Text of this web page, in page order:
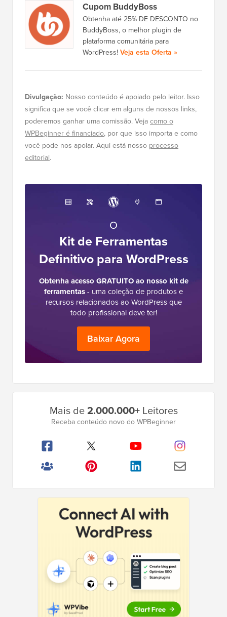
Cupom BuddyBoss
Obtenha até 25% DE DESCONTO no
BuddyBoss, o melhor plugin de
plataforma comunitária para
WordPress!Veja esta Oferta »
Divulgação: Nosso conteúdo é apoiado pelo leitor. Isso
significa que se você clicar em alguns de nossos links,
poderemos ganhar uma comissão. Vejacomo o
WPBeginner é financiado, por que isso importa e como
você pode nos apoiar. Aqui está nosso processo
editorial.
O
Kit de Ferramentas
Definitivo para WordPress
Obtenha acesso GRATUITO ao nosso kit de
ferramentas- uma coleção de produtos e
recursos relacionados ao WordPress que
todo profissional deve ter!
Baixar Agora
Mais de2.000.000+Leitores
Receba conteúdo novo do WPBeginner